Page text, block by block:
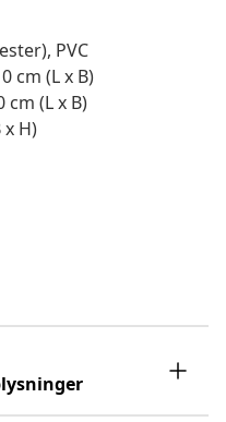
PVC
cm (L x B)
cm (L x B)
x H)